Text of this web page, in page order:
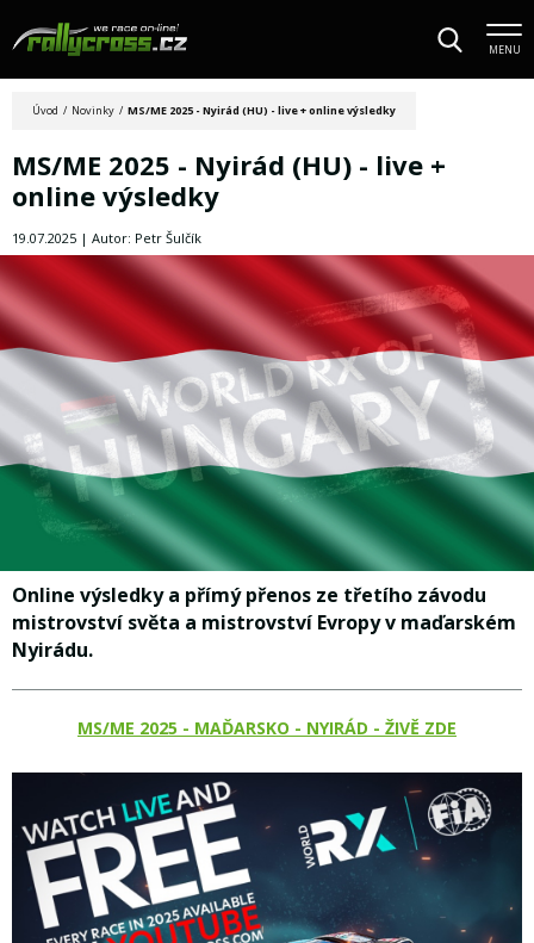
MENU
Úvod / Novinky / MS/ME 2025 - Nyirád (HU) - live + online výsledky
MS/ME 2025 - Nyirád (HU) - live +
online výsledky
19.07.2025 | Autor: Petr Šulčík
Online výsledky a přímý přenos ze třetího závodu
mistrovství světa a mistrovství Evropy v maďarském
Nyirádu.
MS/ME 2025 - MAĎARSKO - NYIRÁD - ŽIVĚ ZDE